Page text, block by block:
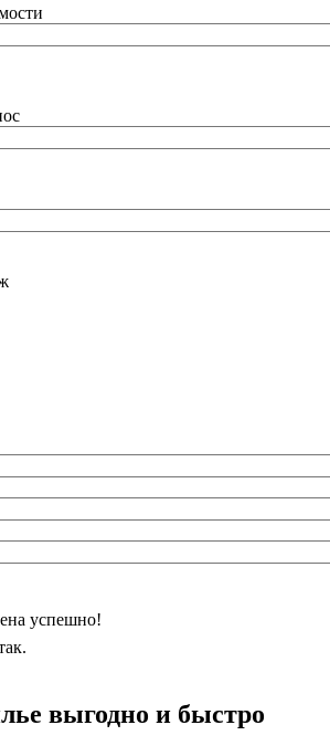
успешно!
выгодно и быстро